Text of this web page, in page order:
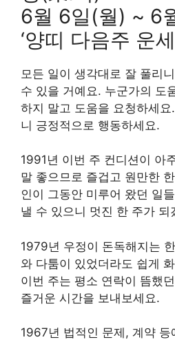
6월 6일(월) ~ 6
‘양띠 다음주 운
모든 일이 생각대로 잘 풀리
수 있을 거예요. 누군가의 도
하지 말고 도움을 요청하세
니 긍정적으로 행동하세요.
1991년 이번 주 컨디션이 아
말 좋으므로 즐겁고 원만한
인이 그동안 미루어 왔던 일
낼 수 있으니 멋진 한 주가 되
1979년 우정이 돈독해지는
와 다툼이 있었더라도 쉽게
이번 주는 평소 연락이 뜸했
즐거운 시간을 보내보세요.
1967년 법적인 문제, 계약 등